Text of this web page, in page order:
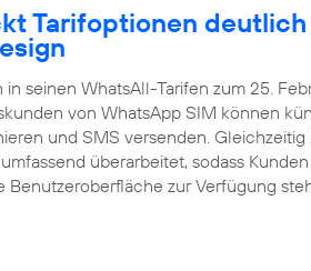
Tarifoptionen
seinen WhatsAll-Tarifen zum 25.
von WhatsApp SIM können
und SMS versenden.
überarbeitet, sodass
zur Verfügung